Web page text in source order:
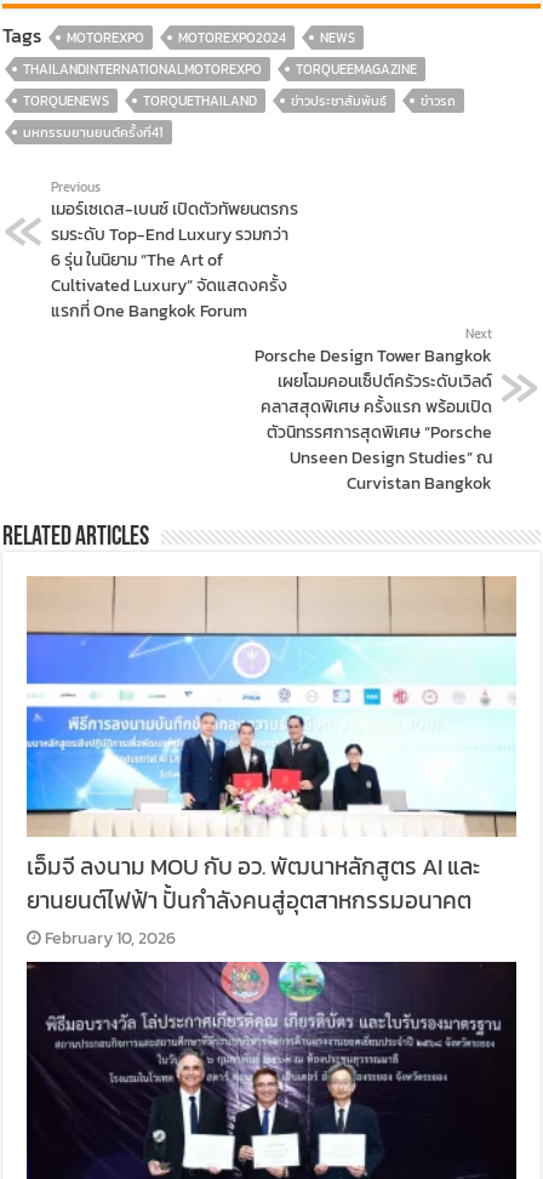
Tags MOTOREXPO MOTOREXPO2024
NEWS
THAILANDINTERNATIONALMOTOREXPO
TORQUEEMAGAZINE
TORQUENEWS
TORQUETHAILAND ข่าวประชาสัมพันธ์
ข่าวรถ
มหกรรมยานยนต์ครั้งที่41
Previous
เมอร์เซเดส-เบนซ์ เปิดตัวทัพยนตรกร
รมระดับ Top-End Luxury รวมกว่า
6 รุ่น ในนิยาม “The Art of
Cultivated Luxury” จัดแสดงครั้ง
แรกที่ One Bangkok Forum
Next
Porsche Design Tower Bangkok
เผยโฉมคอนเซ็ปต์ครัวระดับเวิลด์
คลาสสุดพิเศษ ครั้งแรก พร้อมเปิด
ตัวนิทรรศการสุดพิเศษ “Porsche
Unseen Design Studies” ณ
Curvistan Bangkok
Related Articles
เอ็มจี ลงนาม MOU กับ อว. พัฒนาหลักสูตร AI และ
ยานยนต์ไฟฟ้า ปั้นกำลังคนสู่อุตสาหกรรมอนาคต
February 10, 2026